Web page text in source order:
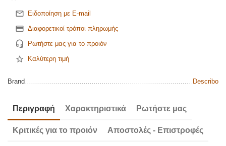
Ειδοποίηση με E-mail
Διαφορετικοί τρόποι πληρωμής
Ρωτήστε μας για το προιόν
Καλύτερη τιμή
Brand Describo
Περιγραφή Χαρακτηριστικά Ρωτήστε μας
Κριτικές για το προιόν Αποστολές - Επιστροφές